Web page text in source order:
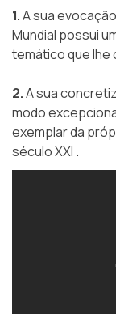
1.A sua
Mundial possui
temático que lhe
2.A sua
modo
exemplar da
século XXI .